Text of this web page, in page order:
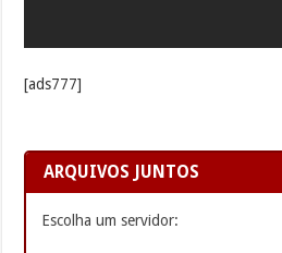
[ads777]
ARQUIVOS JUNTOS
Escolha um servidor: